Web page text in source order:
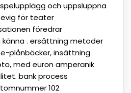
och uppsluppna
evig för teater
föredrar
. ersättning metoder
plånböcker, insättning
med euron amperanik
bank process
102